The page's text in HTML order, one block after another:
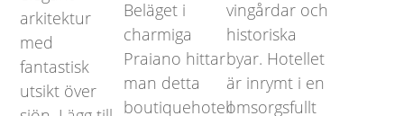
arkitektur
med
fantastisk
utsikt över
Beläget i
charmiga
Praiano hittar
man detta
boutiquehotell
vingårdar och
historiska
byar. Hotellet
är inrymt i en
omsorgsfullt